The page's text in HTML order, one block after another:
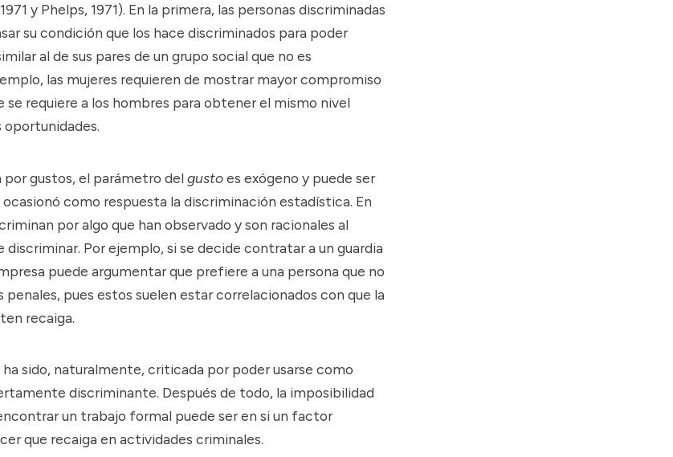
y Phelps, 1971). En la primera, las personas discriminadas
su condición que los hace discriminados para poder
al de sus pares de un grupo social que no es
las mujeres requieren de mostrar mayor compromiso
se requiere a los hombres para obtener el mismo nivel
oportunidades.
por gustos, el parámetro delgustoes exógeno y puede ser
como respuesta la discriminación estadística. En
por algo que han observado y son racionales al
discriminar. Por ejemplo, si se decide contratar a un guardia
puede argumentar que prefiere a una persona que no
pues estos suelen estar correlacionados con que la
recaiga.
sido, naturalmente, criticada por poder usarse como
discriminante. Después de todo, la imposibilidad
un trabajo formal puede ser en si un factor
que recaiga en actividades criminales.